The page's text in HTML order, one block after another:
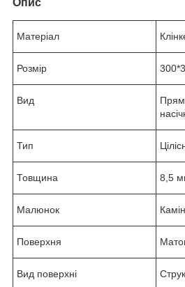
Матеріал
Розмір
Вид
Тип
Товщина 8,5
Малюнок
Поверхня
Вид поверхні